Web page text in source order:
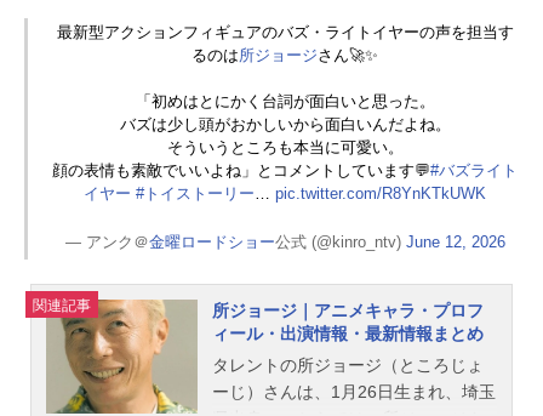
最新型アクションフィギュアのバズ・ライトイヤーの声を担当す
るのは所ジョージさん🚀✨
「初めはとにかく台詞が面白いと思った。
バズは少し頭がおかしいから面白いんだよね。
そういうところも本当に可愛い。
顔の表情も素敵でいいよね」とコメントしています💬#バズライト
イヤー #トイストーリー…pic.twitter.com/R8YnKTkUWK
— アンク＠金曜ロードショー公式 (@kinro_ntv) June 12, 2026
関連記事
所ジョージ｜アニメキャラ・プロフ
ィール・出演情報・最新情報まとめ
タレントの所ジョージ（ところじょ
ーじ）さんは、1月26日生まれ、埼玉